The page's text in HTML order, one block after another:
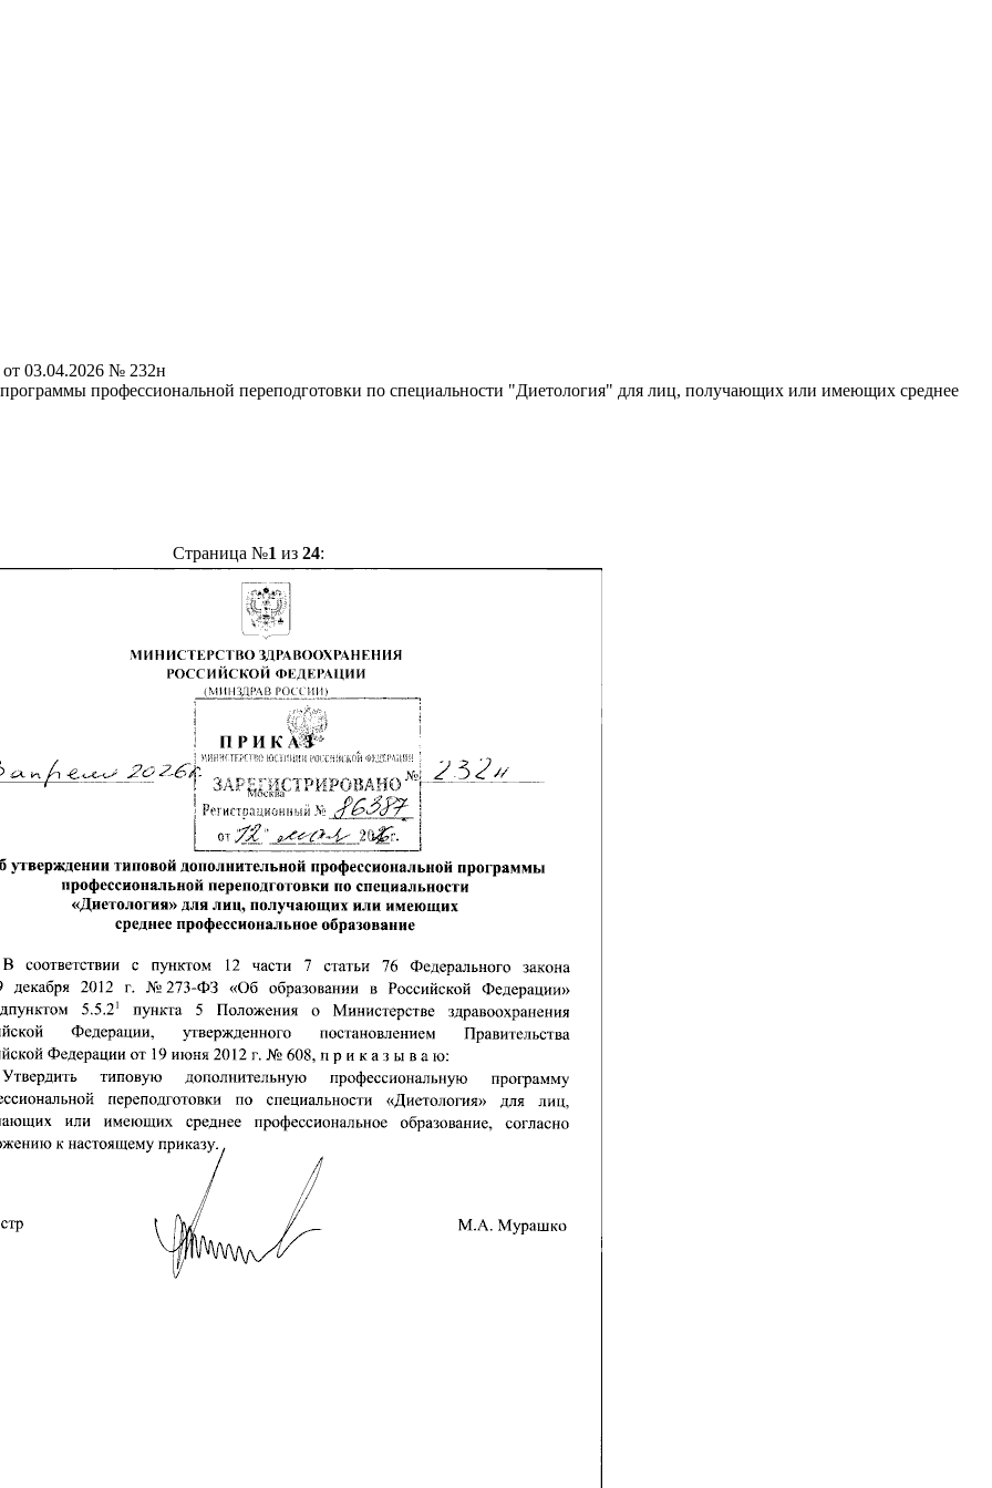
03.04.2026 № 232н
профессиональной переподготовки по специальности "Диетология" для лиц, получающих или имеющих среднее
Страница №1 из 24: